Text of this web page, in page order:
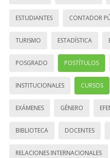
ESTUDIANTES CONTADOR
TURISMO ESTADÍSTICA
POSGRADO POSTÍTULOS
INSTITUCIONALES CURSOS
EXÁMENES GÉNERO
BIBLIOTECA DOCENTES
RELACIONES INTERNACIONALES